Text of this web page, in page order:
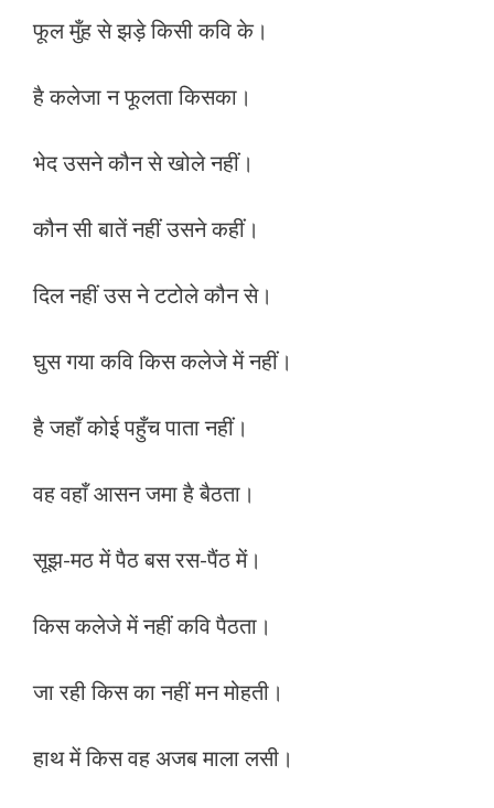
फूल मुँह से झड़े किसी कवि के।
है कलेजा न फूलता किसका।
भेद उसने कौन से खोले नहीं।
कौन सी बातें नहीं उसने कहीं।
दिल नहीं उस ने टटोले कौन से।
घुस गया कवि किस कलेजे में नहीं।
है जहाँ कोई पहुँच पाता नहीं।
वह वहाँ आसन जमा है बैठता।
सूझ-मठ में पैठ बस रस-पैंठ में।
किस कलेजे में नहीं कवि पैठता।
जा रही किस का नहीं मन मोहती।
हाथ में किस वह अजब माला लसी।